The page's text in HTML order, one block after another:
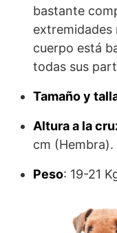
bastante
extremidades
cuerpo está
todas sus
Tamaño y
Altura a la
cm (Hembra).
Peso: 19-21